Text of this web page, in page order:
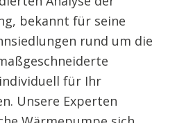
bekannt für seine
rund um die
für Ihr
Unsere Experten